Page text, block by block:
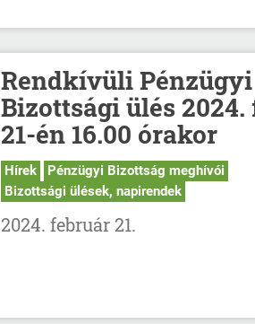
Rendkívüli Pénzügyi
Bizottsági ülés
21-én 16.00 órakor
Hírek
Pénzügyi Bizottság meghívói
Bizottsági ülések, napirendek
2024. február 21.